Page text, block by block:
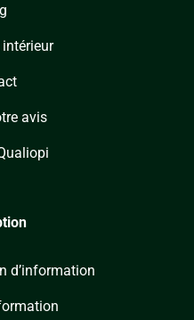
avis
d’information